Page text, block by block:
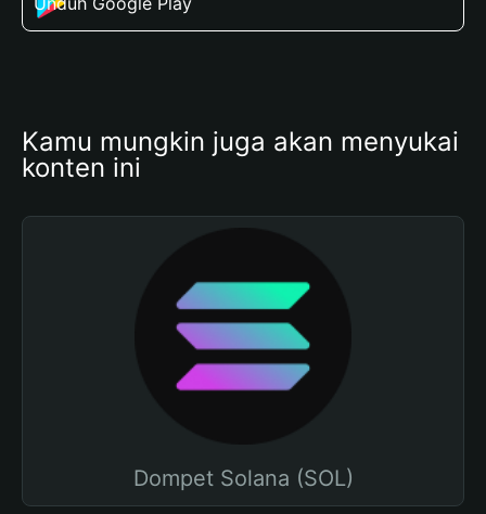
Kamu mungkin juga akan menyukai
konten ini
Dompet Solana (SOL)